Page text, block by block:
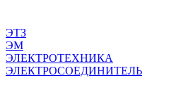
ЭТЗ
ЭМ
ЭЛЕКТРОТЕХНИКА
ЭЛЕКТРОСОЕДИНИТЕЛЬ